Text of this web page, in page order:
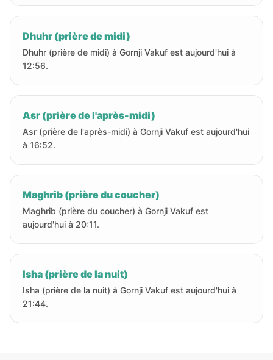
Dhuhr (prière de midi)
Dhuhr (prière de midi) à Gornji Vakuf est aujourd'hui à
12:56.
Asr (prière de l'après-midi)
Asr (prière de l'après-midi) à Gornji Vakuf est aujourd'hui
à 16:52.
Maghrib (prière du coucher)
Maghrib (prière du coucher) à Gornji Vakuf est
aujourd'hui à 20:11.
Isha (prière de la nuit)
Isha (prière de la nuit) à Gornji Vakuf est aujourd'hui à
21:44.